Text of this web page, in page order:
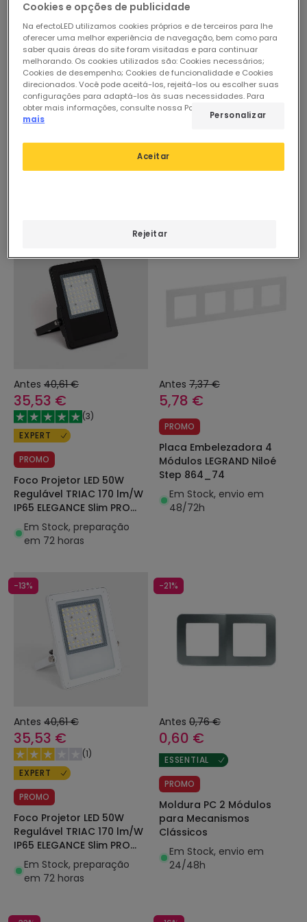
aproximado em 90 dias
Reservar, envio a partir de
22/09/2026
Antes 40,61 €
35,53 €
(3)
EXPERT
PROMO
Foco Projetor LED 50W
Regulável TRIAC 170 lm/W
IP65 ELEGANCE Slim PRO
Preto
Em Stock, preparação
em 72 horas
Antes 7,37 €
5,78 €
PROMO
Placa Embelezadora 4
Módulos LEGRAND Niloé
Step 864_74
Em Stock, envio em
48/72h
-13%
Antes 40,61 €
35,53 €
(1)
EXPERT
PROMO
Foco Projetor LED 50W
Regulável TRIAC 170 lm/W
IP65 ELEGANCE Slim PRO
Branco
Em Stock, preparação
em 72 horas
-21%
Antes 0,76 €
0,60 €
ESSENTIAL
PROMO
Moldura PC 2 Módulos
para Mecanismos
Clássicos
Em Stock, envio em
24/48h
Cookies e opções de publicidade
Na efectoLED utilizamos cookies próprios e de terceiros para lhe
oferecer uma melhor experiência de navegação, bem como para
saber quais áreas do site foram visitadas e para continuar
melhorando. Os cookies utilizados são: Cookies necessários;
Cookies de desempenho; Cookies de funcionalidade e Cookies
direcionados. Você pode aceitá-los, rejeitá-los ou escolher suas
configurações para adaptá-los às suas necessidades. Para
obter mais informações, consulte nossa Política de Cookies.
mais
Rejeitar
Aceitar
Personalizar